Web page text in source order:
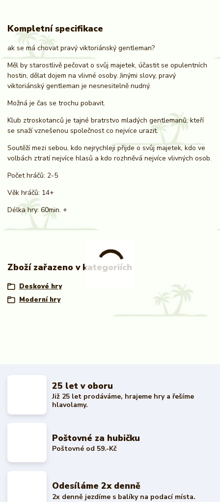
Kompletní specifikace
ak se má chovat pravý viktoriánský gentleman?
Měl by starostlivě pečovat o svůj majetek, účastit se opulentních
hostin, dělat dojem na vlivné osoby. Jinými slovy, pravý
viktoriánský gentleman je nesnesitelně nudný.
Možná je čas se trochu pobavit.
Klub ztroskotanců je tajné bratrstvo mladých gentlemanů, kteří
se snaží vznešenou společnost co nejvíce urazit.
Soutěží mezi sebou, kdo nejrychleji přijde o svůj majetek, kdo ve
volbách ztratí nejvíce hlasů a kdo rozhněvá nejvíce vlivných osob.
Počet hráčů: 2-5
Věk hráčů: 14+
Délka hry: 60min. +
Zboží zařazeno v kategoriích
Deskové hry
Moderní hry
25 let v oboru
Již 25 let prodáváme, hrajeme hry a řešíme
hlavolamy.
Poštovné za hubičku
Poštovné od 59.-Kč
Odesíláme 2x denně
2x denně jezdíme s balíky na podací místa.